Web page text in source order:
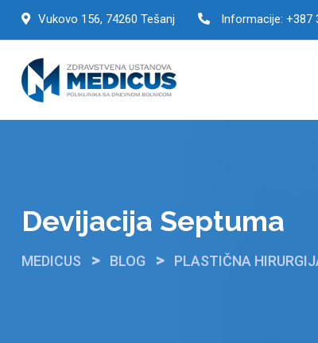
Skip
Vukovo 156, 74260 Tešanj Informacije: +387
Devijacija Septuma
MEDICUS > BLOG > PLASTIČNA